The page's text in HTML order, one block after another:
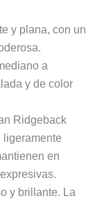
y plana, con un
a
y de color
Ridgeback
ligeramente
en
y brillante. La